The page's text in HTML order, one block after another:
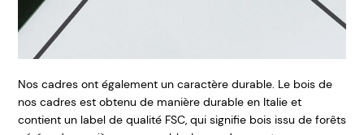
Nos cadres ont également un caractère durable. Le bois de
nos cadres est obtenu de manière durable en Italie et
contient un label de qualité FSC, qui signifie bois issu de forêts